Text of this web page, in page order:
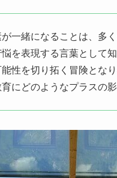
一緒になることは、多
を表現する言葉として
性を切り拓く冒険とな
にどのようなプラスの